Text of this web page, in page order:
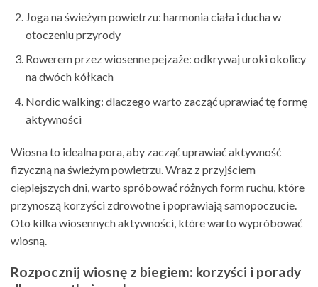
Joga na świeżym powietrzu: harmonia ciała i ducha w
otoczeniu przyrody
Rowerem przez wiosenne pejzaże: odkrywaj uroki okolicy
na dwóch kółkach
Nordic walking: dlaczego warto zacząć uprawiać tę formę
aktywności
Wiosna to idealna pora, aby zacząć uprawiać aktywność
fizyczną na świeżym powietrzu. Wraz z przyjściem
cieplejszych dni, warto spróbować różnych form ruchu, które
przynoszą korzyści zdrowotne i poprawiają samopoczucie.
Oto kilka wiosennych aktywności, które warto wypróbować
wiosną.
Rozpocznij wiosnę z biegiem: korzyści i porady